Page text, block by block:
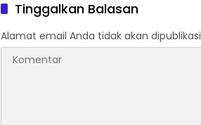
Tinggalkan Balasan
Alamat email Anda tidak akan